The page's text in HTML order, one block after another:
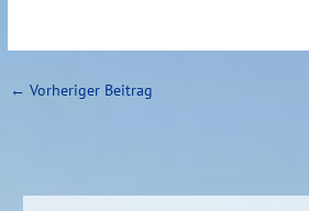
← Vorheriger Beitrag